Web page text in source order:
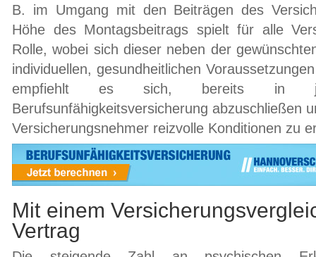
B. im Umgang mit den Beiträgen des
Höhe des Montagsbeitrags spielt für alle
Rolle, wobei sich dieser neben der
individuellen, gesundheitlichen
empfiehlt es sich, bereits in
Berufsunfähigkeitsversicherung abzuschließen
Versicherungsnehmer reizvolle Konditionen zu
Mit einem
Vertrag